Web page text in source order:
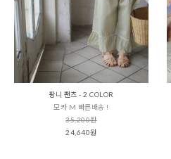
팡니 팬츠 - 2 COLOR
모카 M 빠른배송 !
35,200원
24,640원